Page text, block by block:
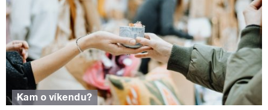
Kam o víkendu?